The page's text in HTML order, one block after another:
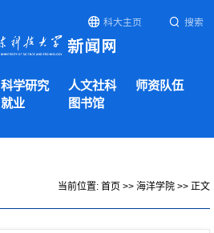
科大主页 搜索
科学研究 人文社科
师资队伍
就业 图书馆
当前位置: 首页 >> 海洋学院 >> 正文